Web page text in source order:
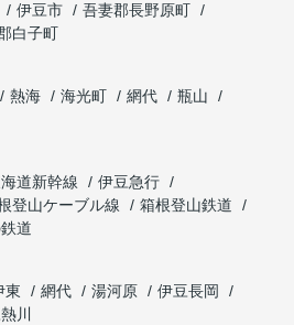
伊豆市
吾妻郡長野原町
白子町
熱海 海光町 網代
瓶山
道新幹線
伊豆急行
登山ケーブル線
箱根登山鉄道
道
東 網代 湯河原
伊豆長岡
川